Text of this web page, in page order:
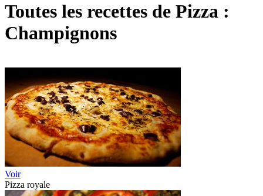
Toutes les recettes de Pizza :
Champignons
Voir
Pizza royale